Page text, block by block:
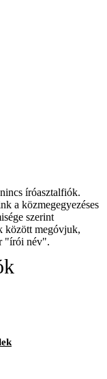
íróasztalfiók.
a közmegegyezéses
szerint
között megóvjuk,
"írói név".